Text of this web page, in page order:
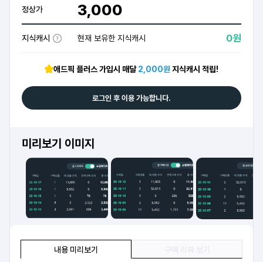
정상가 3,000
지식캐시 현재 보유한 지식캐시 0원
애드픽 플러스 가입시 매달2,000원 지식캐시 적립!
로그인 후 이용 가능합니다.
내용 미리보기
미리보기 이미지